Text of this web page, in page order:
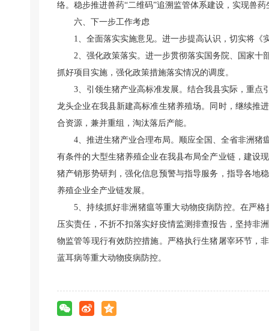
络。稳步推进兽药“二维码”追溯监管体系建设，实现兽
六、下一步工作考虑
1、全面落实实施意见。进一步提高认识，切实将
2、强化政策落实。进一步贯彻落实国务院、国家
抓好项目实施，强化政策措施落实情况的调度。
3、引领生猪产业高标准发展。结合我县实际，重
龙头企业在我县新建高标准生猪养殖场。同时，继续推
合资源，兼并重组，淘汰落后产能。
4、推进生猪产业合理布局。顺应全国、全省非洲
有条件的大型生猪养殖企业在我县布局全产业链，建设
猪产销形势研判，强化信息预警与指导服务，指导各地
养殖企业全产业链发展。
5、持续抓好非洲猪瘟等重大动物疫病防控。在严
压实责任，不折不扣落实好疫情监测排查报告，坚持非
物监管等现行有效防控措施。严格执行生猪屠宰环节，
蓝耳病等重大动物疫病防控。